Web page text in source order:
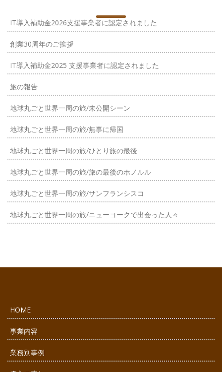
IT導入補助金2026支援事業者に認定されました
創業30周年のご挨拶
IT導入補助金2025 支援事業者に認定されました
旅の報告
地球丸ごと世界一周の旅/未公開シーン
地球丸ごと世界一周の旅/無事に帰国
地球丸ごと世界一周の旅/ひとり旅の最後
地球丸ごと世界一周の旅/旅の最後のホノルル
地球丸ごと世界一周の旅/サンフランシスコ
地球丸ごと世界一周の旅/ニューヨークで出会った人々
HOME
事業内容
業務別事例